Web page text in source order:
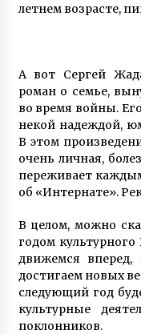
летнем возрасте,
А вот Сергей
роман о семье,
во время войны.
некой надеждой,
В этом
очень личная,
переживает
об «Интернате».
В целом, можно
годом
движемся
достигаем новых
следующий год
культурные
поклонников.